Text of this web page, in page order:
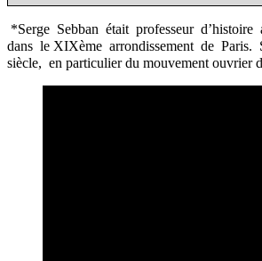
*Serge Sebban était professeur d’histoire
dans le XIXème arrondissement de Paris.
siècle, en particulier du mouvement ouvrier